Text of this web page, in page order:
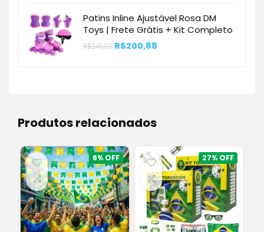
R$214,14.R$116,30.
Patins Inline Ajustável Rosa DM
Toys | Frete Grátis + Kit Completo
R$241,00 O
R$200,88
Produtos relacionados
6% 27%